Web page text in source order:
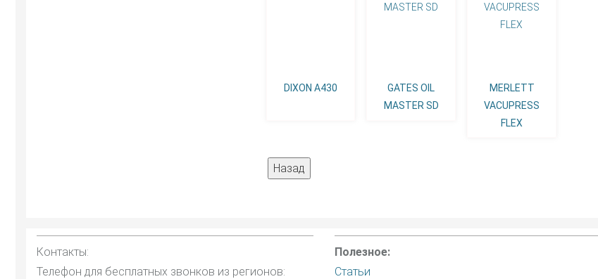
DIXON A430
GATES OIL
MASTER SD
MERLETT
VACUPRESS
FLEX
Контакты:
Телефон для бесплатных звонков из регионов:
Полезное:
Статьи